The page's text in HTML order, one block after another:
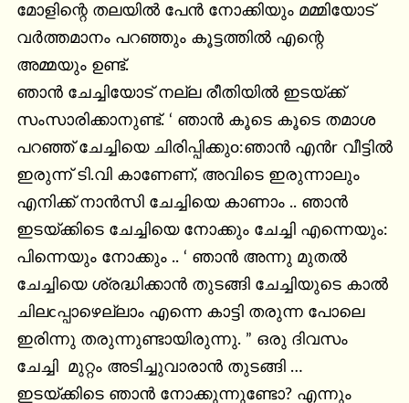
മോളിന്റെ തലയിൽ പേൻ നോക്കിയും മമ്മിയോട്
വർത്തമാനം പറഞ്ഞും കൂട്ടത്തിൽ എന്റെ
അമ്മയും ഉണ്ട്.
ഞാൻ ചേച്ചിയോട് നല്ല രീതിയിൽ ഇടയ്ക്ക്
സംസാരിക്കാനുണ്ട്. ‘ ഞാൻ കൂടെ കൂടെ തമാശ
പറഞ്ഞ് ചേച്ചിയെ ചിരിപ്പിക്കുo:ഞാൻ എൻr വീട്ടിൽ
ഇരുന്ന് ടി.വി കാണേണ്, അവിടെ ഇരുന്നാലും
എനിക്ക് നാൻസി ചേച്ചിയെ കാണാം .. ഞാൻ
ഇടയ്ക്കിടെ ചേച്ചിയെ നോക്കും ചേച്ചി എന്നെയും:
പിന്നെയും നോക്കും .. ‘ ഞാൻ അന്നു മുതൽ
ചേച്ചിയെ ശ്രദ്ധിക്കാൻ തുടങ്ങി ചേച്ചിയുടെ കാൽ
ചിലcപ്പാഴെല്ലാം എന്നെ കാട്ടി തരുന്ന പോലെ
ഇരിന്നു തരുന്നുണ്ടായിരുന്നു. ” ഒരു ദിവസം
ചേച്ചി  മുറ്റം അടിച്ചുവാരാൻ തുടങ്ങി …
ഇടയ്ക്കിടെ ഞാൻ നോക്കുന്നുണ്ടോ? എന്നും